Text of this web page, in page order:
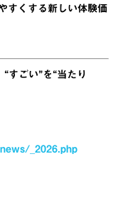
すくする新しい体験価
すごい”を“当たり
_2026.php